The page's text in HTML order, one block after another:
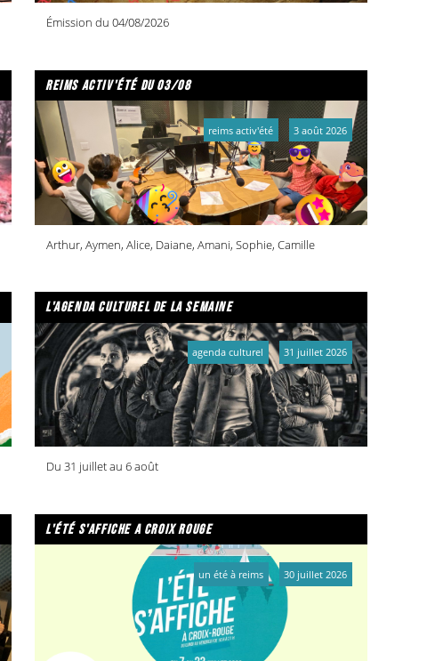
Émission du 04/08/2026
reims activ'été du 03/08
Arthur, Aymen, Alice, Daiane, Amani, Sophie, Camille
reims activ'été 3 août 2026
l'agenda culturel de la semaine
Du 31 juillet au 6 août
agenda culturel 31 juillet 2026
l'été s'affiche a croix rouge
un été à reims 30 juillet 2026